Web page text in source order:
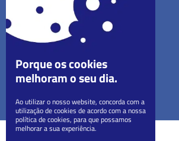
Porque os cookies
melhoram o seu dia.
Ao utilizar o nosso website, concorda com a
utilização de cookies de acordo com a nossa
política de cookies, para que possamos
melhorar a sua experiência.